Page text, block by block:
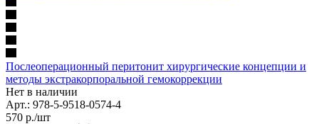
Послеоперационный перитонит хирургические концепции и
методы экстракорпоральной гемокоррекции
Нет в наличии
Арт.: 978-5-9518-0574-4
570 р./шт